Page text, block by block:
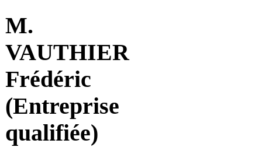
M.
VAUTHIER
Frédéric
(Entreprise
qualifiée)